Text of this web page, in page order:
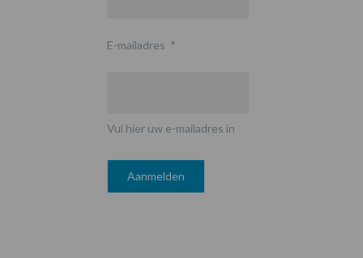
E-mailadres *
Vul hier uw e-mailadres in